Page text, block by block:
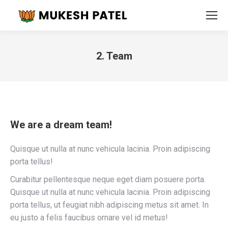
2. Team
We are a dream team!
Quisque ut nulla at nunc vehicula lacinia. Proin adipiscing
porta tellus!
Curabitur pellentesque neque eget diam posuere porta.
Quisque ut nulla at nunc vehicula lacinia. Proin adipiscing
porta tellus, ut feugiat nibh adipiscing metus sit amet. In
eu justo a felis faucibus ornare vel id metus!